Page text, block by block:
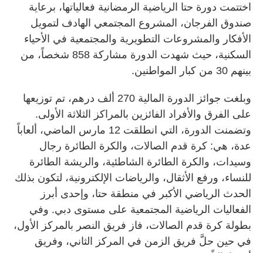
اختتمت دورة حتا الرياضية الرمضانية فعالياتها، برعاية
صندوق الفرجان، المشروع المجتمعي الهادف لتمويل
الأفكار والمشروعات التطويرية والمجتمعية في الأحياء
السكنية، حيث شهدت الدورة مشاركة 858 شخصاً، من
بينهم 30 من كبار المواطنين.
وبلغت جوائز الدورة المالية 270 ألف درهم، تم توزيعها
على الفرق والأفراد الفائزين بالمراكز الثلاثة الأولى.
وتضمنت الدورة، التي انطلقت 12 مارس الماضي، ألعاباً
عدة، هي: كرة قدم الصالات، والكرة الطائرة رجال
وسيدات، والكرة الطائرة الشاطئية، والريشة الطائرة
للنساء، ورفع الأثقال، والرياضات الإلكترونية، لتكون بذلك
الحدث الرياضي الأكبر في منطقة حتا، وإحدى أبرز
الفعاليات الرياضية المجتمعية على مستوى دبي. وفي
بطولة كرة قدم الصالات، فاز فريق النصر بالمركز الأول،
في حين حلَّ فريق الزمن في المركز الثاني، وفريق